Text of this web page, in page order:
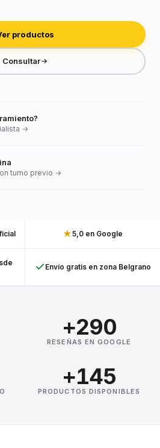
productos
Consultar
→
turno previo →
★5,0 en Google
Envío gratis en zona Belgrano
+290
RESEÑAS EN GOOGLE
+145
PRODUCTOS DISPONIBLES